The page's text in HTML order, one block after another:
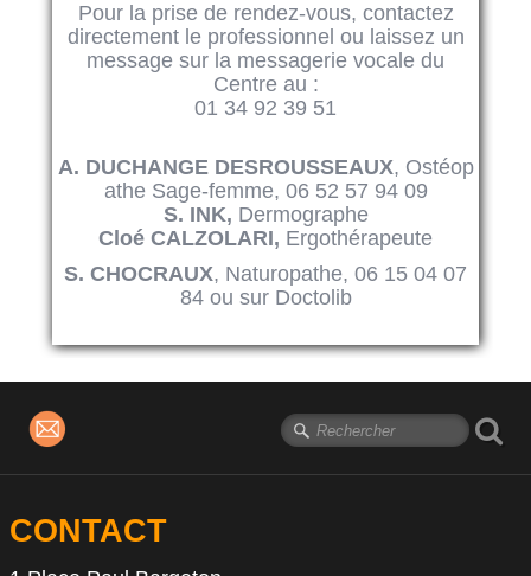
Pour la prise de rendez-vous, contactez
directement le professionnel ou laissez un
message sur la messagerie vocale du
Centre au :
01 34 92 39 51
A. DUCHANGE DESROUSSEAUX, Ostéop
athe Sage-femme, 06 52 57 94 09
S. INK, Dermographe
Cloé CALZOLARI, Ergothérapeute
S. CHOCRAUX, Naturopathe, 06 15 04 07
84 ou sur Doctolib
CONTACT